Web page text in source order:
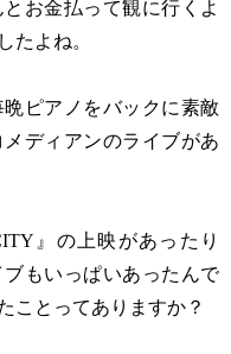
お金払って観に行くよ
たよね。
ピアノをバックに素敵
ディアンのライブがあ
』の上映があったり
もいっぱいあったんで
ことってありますか？